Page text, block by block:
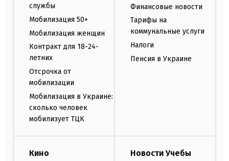
службы
Мобилизация 50+
Мобилизация женщин
Контракт для 18-24-
летних
Отсрочка от
мобилизации
Мобилизация в Украине:
сколько человек
мобилизует ТЦК
Финансовые новости
Тарифы на
коммунальные услуги
Налоги
Пенсия в Украине
Кино Новости Учебы